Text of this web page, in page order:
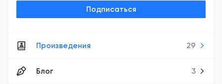
Подписаться
Произведения 29
Блог 3